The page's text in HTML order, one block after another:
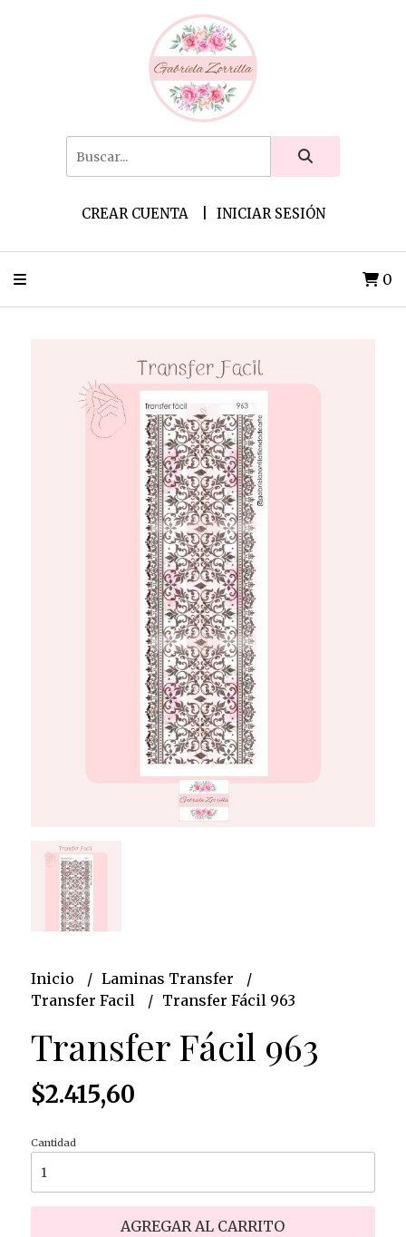
CREAR CUENTA INICIAR SESIÓN
0
Inicio
Laminas Transfer
Transfer Facil
Transfer Fácil 963
Transfer Fácil 963
$2.415,60
Cantidad
AGREGAR AL CARRITO